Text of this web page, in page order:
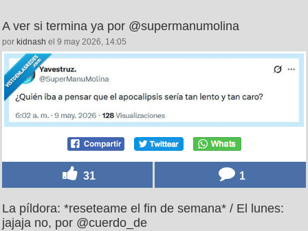
A ver si termina ya por @supermanumolina
por kidnash el 9 may 2026, 14:05
31 1
La píldora: *reseteame el fin de semana* / El lunes:
jajaja no, por @cuerdo_de